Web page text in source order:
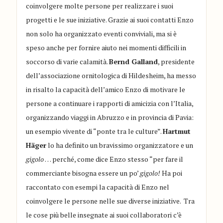
coinvolgere molte persone per realizzare i suoi
progetti e le sue iniziative. Grazie ai suoi contatti Enzo
non solo ha organizzato eventi conviviali, ma si è
speso anche per fornire aiuto nei momenti difficili in
soccorso di varie calamità.Bernd Galland, presidente
dell’associazione ornitologica di Hildesheim, ha messo
in risalto la capacità dell’amico Enzo di motivare le
persone a continuare i rapporti di amicizia con l’Italia,
organizzando viaggi in Abruzzo e in provincia di Pavia:
un esempio vivente di “ponte tra le culture”.Hartmut
Hägerlo ha definito un bravissimo organizzatore e un
gigolo… perché, come dice Enzo stesso “per fare il
commerciante bisogna essere un po’ gigolo!Ha poi
raccontato con esempi la capacità di Enzo nel
coinvolgere le persone nelle sue diverse iniziative. Tra
le cose più belle insegnate ai suoi collaboratori c’è